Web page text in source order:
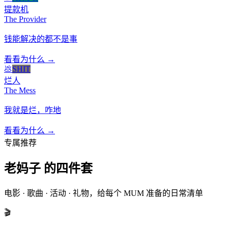
提款机
The Provider
钱能解决的都不是事
看看为什么 →
💩SHIT
烂人
The Mess
我就是烂，咋地
看看为什么 →
专属推荐
老妈子 的四件套
电影 · 歌曲 · 活动 · 礼物，给每个 MUM 准备的日常清单
🎬